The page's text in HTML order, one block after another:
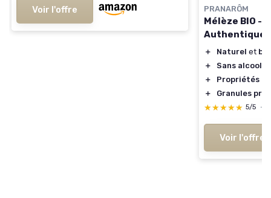
Voir l'offre PRANARÔM
Mélèze BIO -
Authentique
＋ Naturel et bio
＋
Sans alcool
＋
Propriétés
＋
Granules
★★★★★
★★★★★ 5/5 —
Voir l'offre